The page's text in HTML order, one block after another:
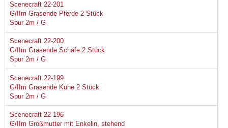
Scenecraft 22-201
G/IIm Grasende Pferde 2 Stück
Spur 2m / G
Scenecraft 22-200
G/IIm Grasende Schafe 2 Stück
Spur 2m / G
Scenecraft 22-199
G/IIm Grasende Kühe 2 Stück
Spur 2m / G
Scenecraft 22-196
G/IIm Großmutter mit Enkelin, stehend